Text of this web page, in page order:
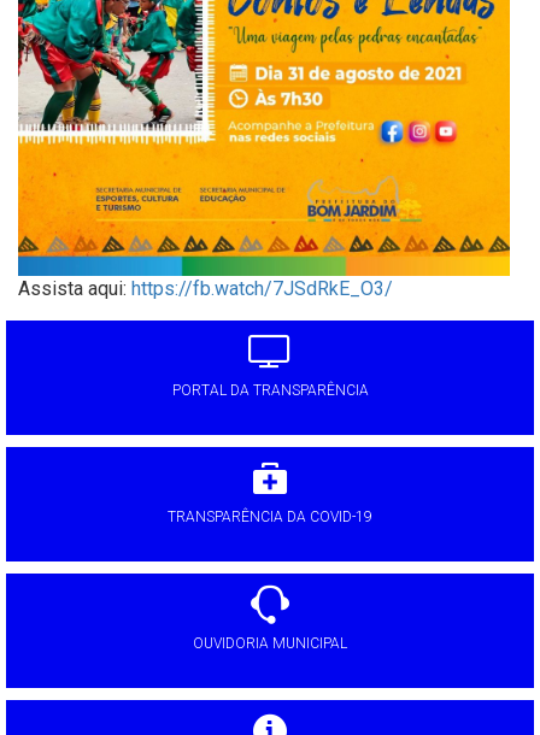
Assista aqui: https://fb.watch/7JSdRkE_O3/
PORTAL DA TRANSPARÊNCIA
TRANSPARÊNCIA DA COVID-19
OUVIDORIA MUNICIPAL